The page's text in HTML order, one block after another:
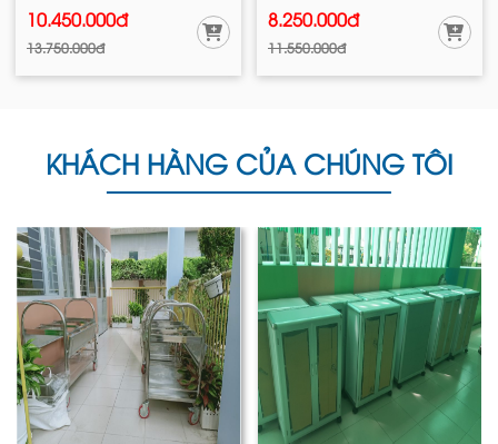
10.450.000đ
13.750.000đ
8.250.000đ
11.550.000đ
KHÁCH HÀNG CỦA CHÚNG TÔI